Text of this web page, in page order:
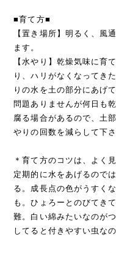
■育て方■
【置き場所】明るく、風
ます。
【水やり】乾燥気味に育
り、ハリがなくなってき
りの水を土の部分にあげ
問題ありませんが何日も
腐る場合があるので、土
やりの回数を減らして下さ
＊育て方のコツは、よく
定期的に水をあげるので
る。成長点の色がうすく
も。ひょろーとのびてき
難。白い綿みたいなのが
してると付きやすい虫な